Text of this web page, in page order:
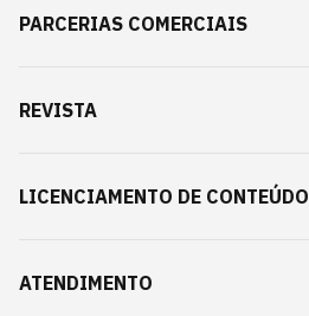
PARCERIAS COMERCIAIS
REVISTA
LICENCIAMENTO DE CONTEÚDO
ATENDIMENTO